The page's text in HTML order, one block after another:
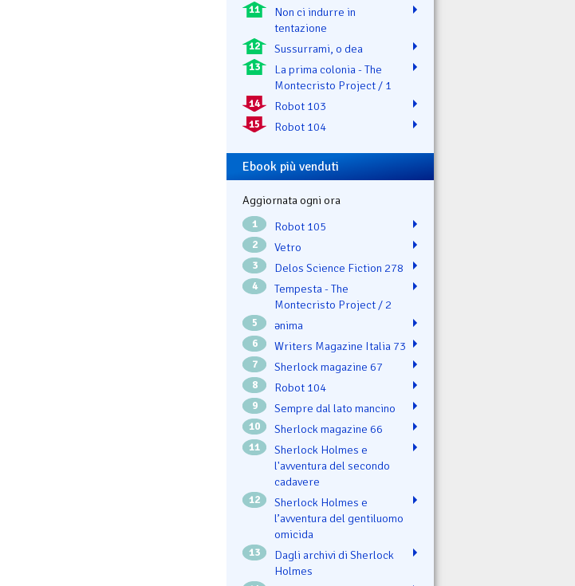
11
Non ci indurre in
tentazione
12 Sussurrami, o dea
13
La prima colonia - The
Montecristo Project / 1
14 Robot 103
15 Robot 104
Ebook più venduti
Aggiornata ogni ora
1 Robot 105
2 Vetro
3 Delos Science Fiction 278
4
Tempesta - The
Montecristo Project / 2
5 ənima
6 Writers Magazine Italia 73
7 Sherlock magazine 67
8 Robot 104
9 Sempre dal lato mancino
10 Sherlock magazine 66
11
Sherlock Holmes e
l'avventura del secondo
cadavere
12
Sherlock Holmes e
l’avventura del gentiluomo
omicida
13
Dagli archivi di Sherlock
Holmes